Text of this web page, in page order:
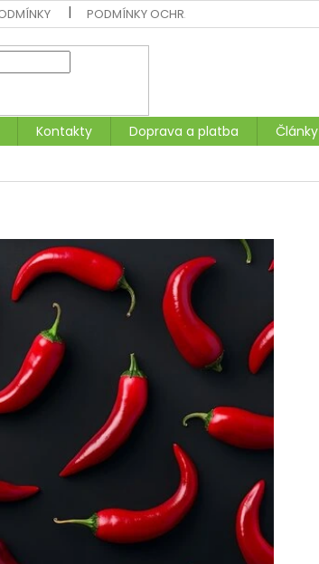
PODMÍNKY OCHRANY OSOBNÍCH ÚDAJŮ
Kontakty Doprava a platba
Články